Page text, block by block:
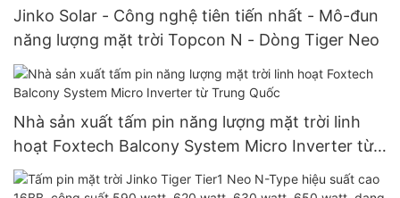
Jinko Solar - Công nghệ tiên tiến nhất - Mô-đun
năng lượng mặt trời Topcon N - Dòng Tiger Neo
Nhà sản xuất tấm pin năng lượng mặt trời linh
hoạt Foxtech Balcony System Micro Inverter từ
Trung Quốc